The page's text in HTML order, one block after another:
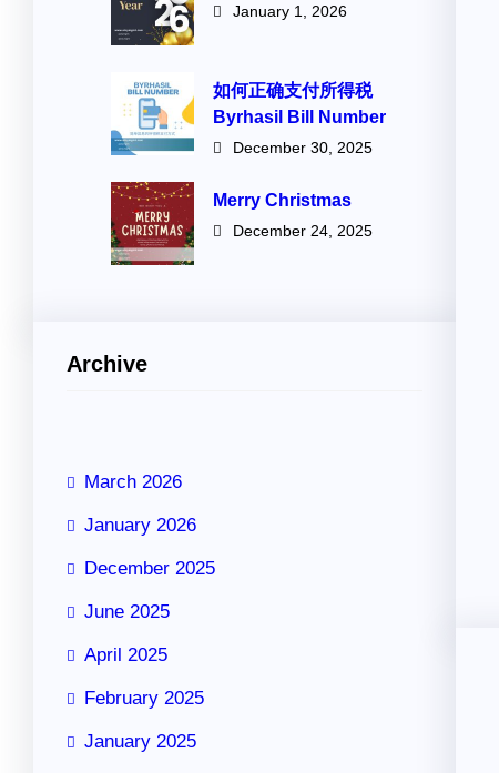
January 1, 2026
如何正确支付所得税
Byrhasil Bill Number
December 30, 2025
Merry Christmas
December 24, 2025
Archive
March 2026
January 2026
December 2025
June 2025
April 2025
February 2025
January 2025